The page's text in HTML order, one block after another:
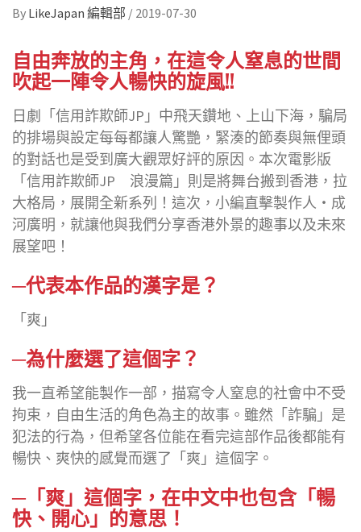
By LikeJapan 編輯部 / 2019-07-30
自由奔放的主角，在這令人窒息的世間
吹起一陣令人暢快的旋風!!
日劇「信用詐欺師JP」中飛天鑽地、上山下海，騙局
的排場與設定每每都讓人驚艷，緊湊的節奏與無俚頭
的對話也是受到廣大觀眾好評的原因。本次電影版
「信用詐欺師JP 浪漫篇」則是將舞台搬到香港，拉
大格局，展開全新系列！這次，小編直擊製作人‧成
河廣明，就讓他與我們分享香港外景的趣事以及未來
展望吧！
─代表本作品的漢字是？
「爽」
─為什麼選了這個字？
我一直希望能製作一部，描寫令人窒息的社會中不受
拘束，自由生活的角色為主的故事。雖然「詐騙」是
犯法的行為，但希望各位能在看完這部作品後都能有
暢快、爽快的感覺而選了「爽」這個字。
─「爽」這個字，在中文中也包含「暢
快、開心」的意思！